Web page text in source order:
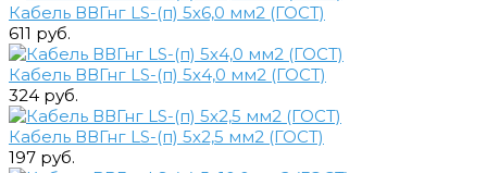
Кабель ВВГнг LS-(п) 5х6,0 мм2 (ГОСТ)
611 руб.
Кабель ВВГнг LS-(п) 5х4,0 мм2 (ГОСТ)
324 руб.
Кабель ВВГнг LS-(п) 5х2,5 мм2 (ГОСТ)
197 руб.